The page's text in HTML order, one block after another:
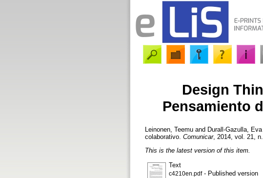
Design
Pensamiento
Leinonen, Teemu and Durall-Gazulla, Eva
colaborativo. Comunicar, 2014, vol. 21,
This is the latest version of this item.
Text
c4210en.pdf- Published version